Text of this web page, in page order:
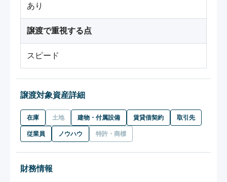
あり
譲渡で重視する点
スピード
譲渡対象資産詳細
在庫 土地 建物・付属設備 賃貸借契約 取引先
従業員 ノウハウ 特許・商標
財務情報